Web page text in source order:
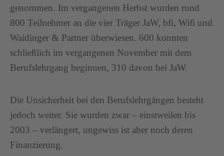
genommen. Im vergangenen Herbst wurden rund
800 Teilnehmer an die vier Träger JaW, bfi, Wifi und
Waidinger & Partner überwiesen. 600 konnten
schließlich im vergangenen November mit dem
Berufslehrgang beginnen, 310 davon bei JaW.
Die Unsicherheit bei den Berufslehrgängen besteht
jedoch weiter. Sie wurden zwar – einstweilen bis
2003 – verlängert, ungewiss ist aber noch deren
Finanzierung.